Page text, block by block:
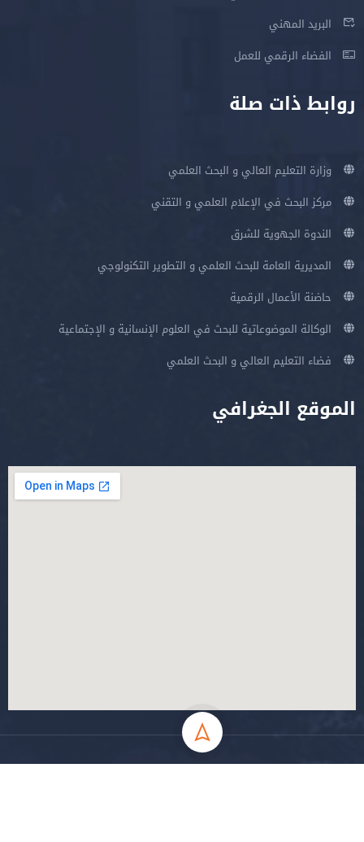
البريد المهني
الفضاء الرقمي للعمل
روابط ذات صلة
وزارة التعليم العالي و البحث العلمي
مركز البحث في الإعلام العلمي و التقني
الندوة الجهوية للشرق
المديرية العامة للبحث العلمي و التطوير التكنولوجي
حاضنة الأعمال الرقمية
الوكالة الموضوعاتية للبحث في العلوم الإنسانية و الإجتماعية
فضاء التعليم العالي و البحث العلمي
الموقع الجغرافي
جميع الحقوق محفوظة جامعة المسيلة - 2024